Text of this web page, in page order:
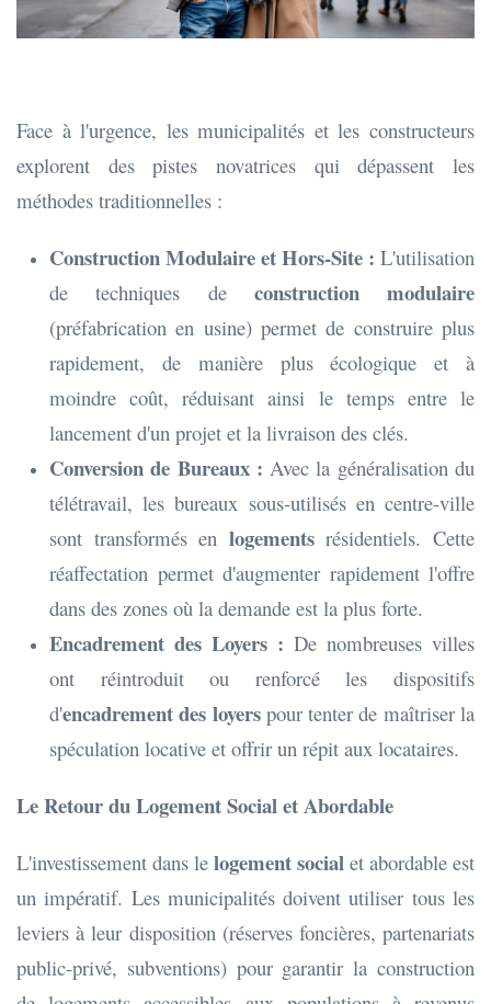
Face à l'urgence, les municipalités et les constructeurs
explorent des pistes novatrices qui dépassent les
méthodes traditionnelles :
Construction Modulaire et Hors-Site : L'utilisation
de techniques de construction modulaire
(préfabrication en usine) permet de construire plus
rapidement, de manière plus écologique et à
moindre coût, réduisant ainsi le temps entre le
lancement d'un projet et la livraison des clés.
Conversion de Bureaux : Avec la généralisation du
télétravail, les bureaux sous-utilisés en centre-ville
sont transformés en logementsrésidentiels. Cette
réaffectation permet d'augmenter rapidement l'offre
dans des zones où la demande est la plus forte.
Encadrement des Loyers : De nombreuses villes
ont réintroduit ou renforcé les dispositifs
d'encadrement des loyerspour tenter de maîtriser la
spéculation locative et offrir un répit aux locataires.
Le Retour du Logement Social et Abordable
L'investissement dans le logement social et abordable est
un impératif. Les municipalités doivent utiliser tous les
leviers à leur disposition (réserves foncières, partenariats
public-privé, subventions) pour garantir la construction